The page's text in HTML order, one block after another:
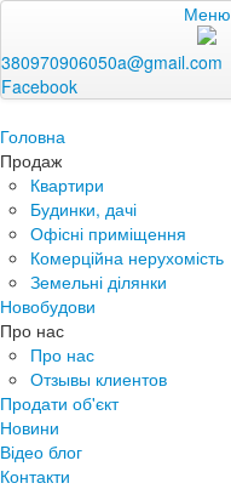
Меню
380970906050a@gmail.com
Facebook
Головна
Продаж
Квартири
Будинки, дачі
Офісні приміщення
Комерційна нерухомість
Земельні ділянки
Новобудови
Про нас
Про нас
Отзывы клиентов
Продати об'єкт
Новини
Відео блог
Контакти